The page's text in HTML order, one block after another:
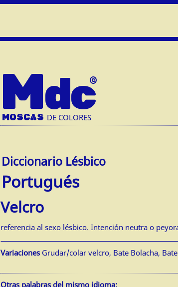
Mdc
MOSCAS DE COLORES
Portugués
Velcro
referencia al sexo lésbico. Intención neutra o
Variaciones Grudar/colar velcro, Bate Bolacha,
Otras palabras del mismo idioma: